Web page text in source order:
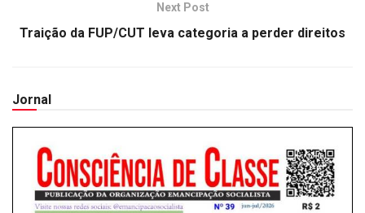
Next Post
Traição da FUP/CUT leva categoria a perder direitos
Jornal